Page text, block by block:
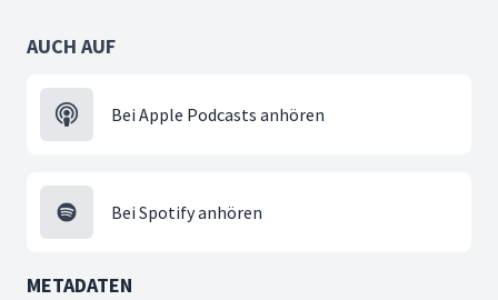
AUCH AUF
Bei Apple Podcasts anhören
Bei Spotify anhören
METADATEN